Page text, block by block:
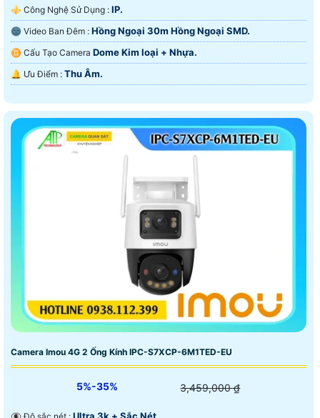
⚜️ Công Nghệ Sử Dụng : IP.
🌚 Video Ban Đêm : Hồng Ngoại 30m Hồng Ngoại SMD.
♊ Cấu Tạo Camera Dome Kim loại + Nhựa.
️🔔 Ưu Điểm : Thu Âm.
Camera Imou 4G 2 Ống Kính IPC-S7XCP-6M1TED-EU
5%-35% 3,459,000 ₫